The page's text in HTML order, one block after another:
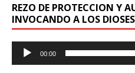
REZO DE PROTECCION Y
INVOCANDO A LOS
Reproductor
00:00